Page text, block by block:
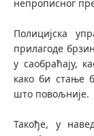
непрописног
Полицијска
прилагоде
у саобраћају,
како би стање
што повољније.
Такође, у